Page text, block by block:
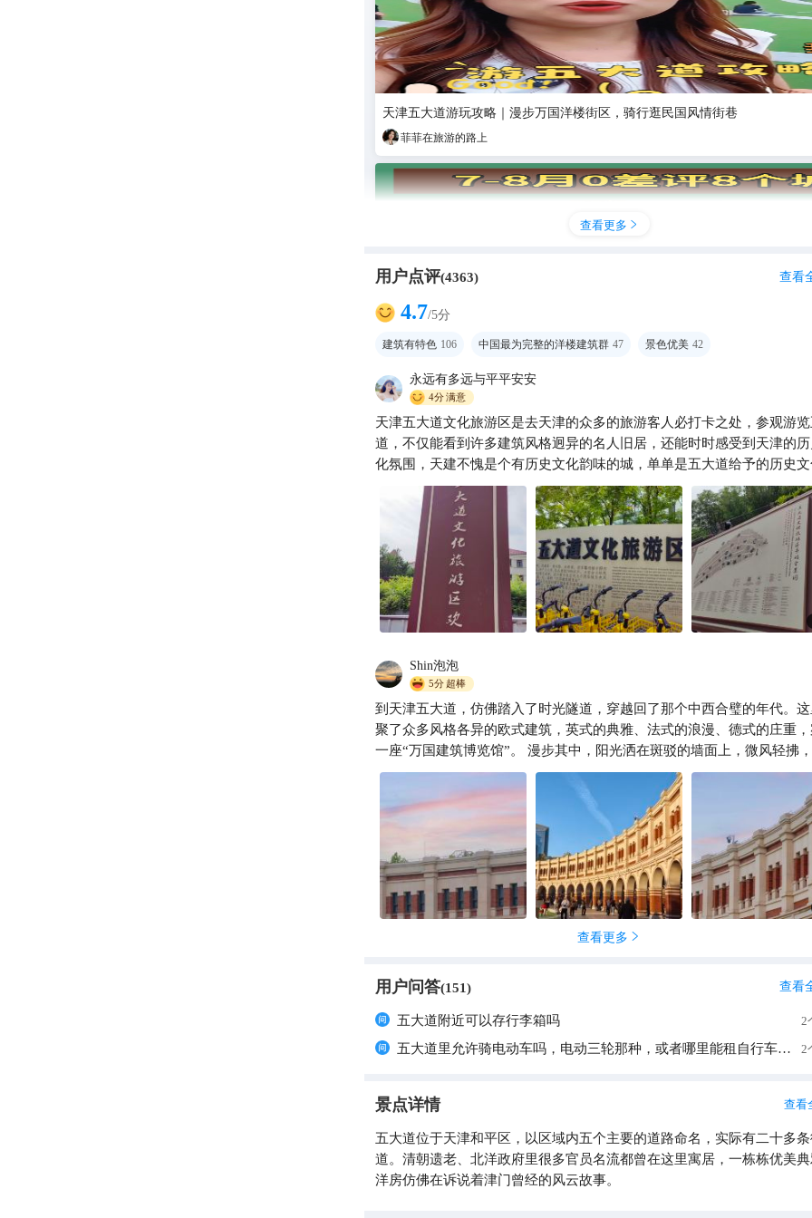
天津五大道游玩攻略｜漫步万国洋楼街区，骑行逛民国风情街巷
菲菲在旅游的路上
暑假0差评！8个清凉宝地，避暑不踩雷
微微微微微微一笑
查看更多 
用户点评(4363) 查看
4.7/5分
建筑有特色 106 中国最为完整的洋楼建筑群 47 景色优美 42
永远有多远与平平安安
4分满意
天津五大道文化旅游区是去天津的众多的旅游客人必打卡之处，参观游
道，不仅能看到许多建筑风格迥异的名人旧居，还能时时感受到天津的
化氛围，天建不愧是个有历史文化韵味的城，单单是五大道给予的历史
值已经远超很多地方了。
Shin泡泡
5分超棒
到天津五大道，仿佛踏入了时光隧道，穿越回了那个中西合璧的年代。
聚了众多风格各异的欧式建筑，英式的典雅、法式的浪漫、德式的庄重
一座“万国建筑博览馆”。 漫步其中，阳光洒在斑驳的墙面上，微风轻拂，带来
一丝惬意。租一辆马车，沿着街道缓缓前行，车轮碾过石板路，发出清
响，听着车夫讲述着每一栋建筑背后的故事，让人不禁沉醉其中。 除了建筑，
五大道的美食也令人回味无穷。街边的小店散发着诱人的香气，煎饼果
巴菜等天津特色小吃让人垂涎欲滴。坐在露天的咖啡馆，点一杯香浓的
品尝着美味的小吃，欣赏着眼前的美景，感受着这座城市的悠闲与宁静。 五
道不仅是一处旅游胜地，更是一段历史的见证。在这里，可以感受到天
的文化魅力，让人心生向往，久久不愿离去。
查看更多 
用户问答(151) 查看
五大道附近可以存行李箱吗 2
五大道里允许骑电动车吗，电动三轮那种，或者哪里能租自行车，能带人的那种 2
景点详情 查看
五大道位于天津和平区，以区域内五个主要的道路命名，实际有二十多
道。清朝遗老、北洋政府里很多官员名流都曾在这里寓居，一栋栋优美
洋房仿佛在诉说着津门曾经的风云故事。